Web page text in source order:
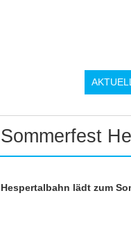
Sommerfest
Hespertalbahn lädt zum